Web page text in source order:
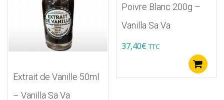
Extrait de Vanille 50ml
– Vanilla Sa Va
Poivre Blanc 200g –
Vanilla Sa Va
37,40€ TTC